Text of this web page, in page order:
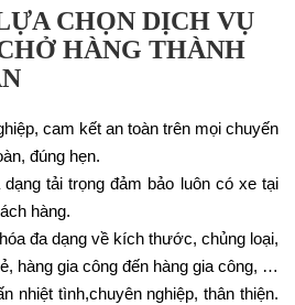
CHỌN DỊCH VỤ
HÀNG THÀNH
cam kết an toàn trên mọi chuyến
đúng hẹn.
tải trọng đảm bảo luôn có xe tại
hàng.
đa dạng về kích thước, chủng loại,
hàng gia công đến hàng gia công, …
nhiệt tình,chuyên nghiệp, thân thiện.